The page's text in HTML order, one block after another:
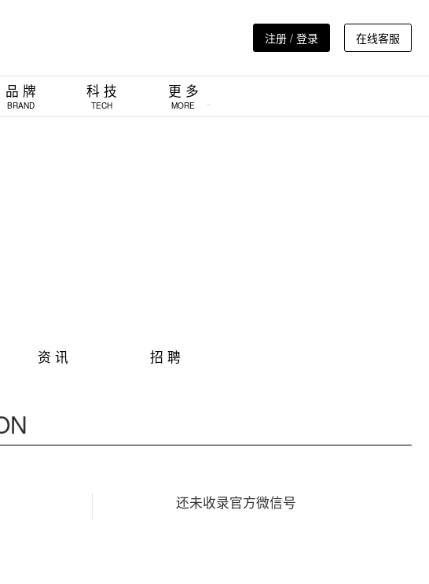
注册 / 登录 在线客服
品 牌
BRAND
科 技
TECH
更 多
MORE
资 讯 招 聘
还未收录官方微信号